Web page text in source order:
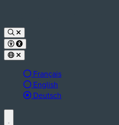
Français
English
aktive Sprache:
Deutsch